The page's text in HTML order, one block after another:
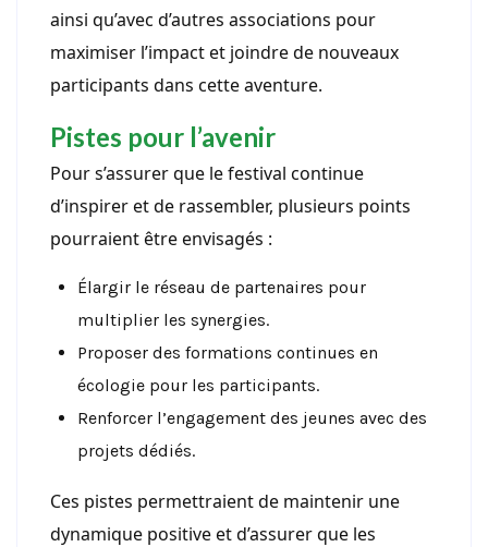
ainsi qu’avec d’autres associations pour
maximiser l’impact et joindre de nouveaux
participants dans cette aventure.
Pistes pour l’avenir
Pour s’assurer que le festival continue
d’inspirer et de rassembler, plusieurs points
pourraient être envisagés :
Élargir le réseau de partenaires pour
multiplier les synergies.
Proposer des formations continues en
écologie pour les participants.
Renforcer l’engagement des jeunes avec des
projets dédiés.
Ces pistes permettraient de maintenir une
dynamique positive et d’assurer que les